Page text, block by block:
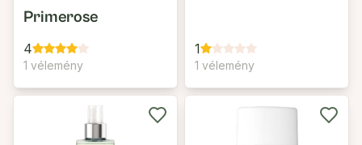
Primerose
4
1 vélemény
1
1 vélemény